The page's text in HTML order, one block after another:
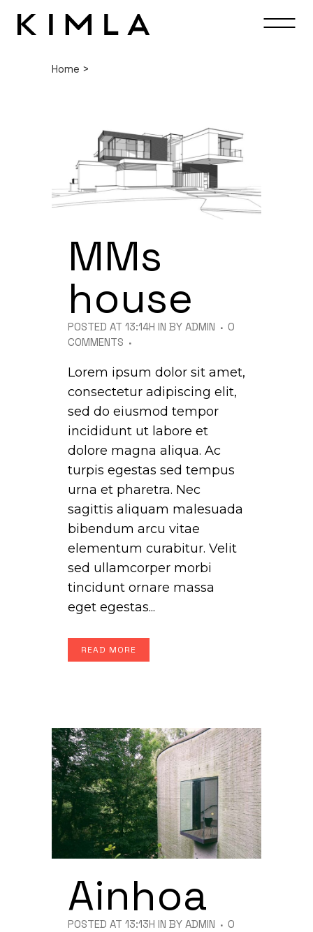
Home >
MMs
house
POSTED AT 13:14H IN BY ADMIN
0
COMMENTS
Lorem ipsum dolor sit amet,
consectetur adipiscing elit,
sed do eiusmod tempor
incididunt ut labore et
dolore magna aliqua. Ac
turpis egestas sed tempus
urna et pharetra. Nec
sagittis aliquam malesuada
bibendum arcu vitae
elementum curabitur. Velit
sed ullamcorper morbi
tincidunt ornare massa
eget egestas...
READ MORE
Ainhoa
POSTED AT 13:13H IN BY ADMIN
0